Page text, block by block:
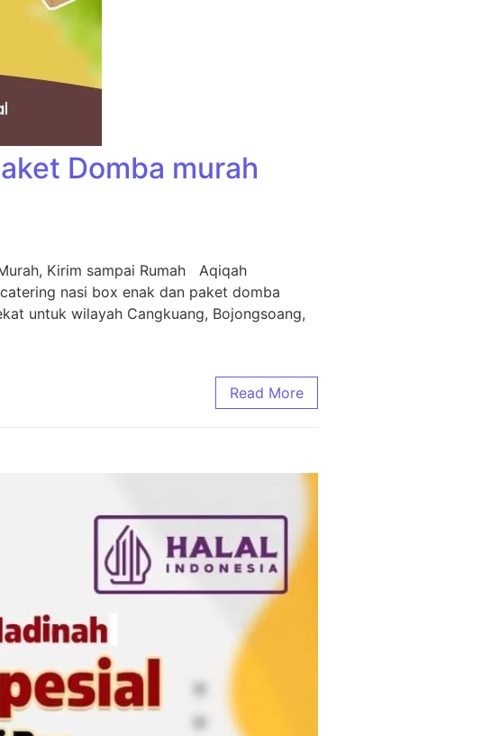
Domba murah
Kirim sampai Rumah Aqiqah
nasi box enak dan paket domba
untuk wilayah Cangkuang, Bojongsoang,
Read More